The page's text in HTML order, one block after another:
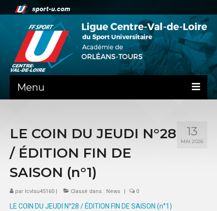
Menu
PRÉSENTATION
ADMINISTRATIF
SPORTS
SPORTS CO
13
MAI 2026
LE COIN DU JEUDI N°28
/ ÉDITION FIN DE
SAISON (n°1)
par lcvlsu45160 | Classé dans : News | 0
LE COIN DU JEUDI N°28 / ÉDITION FIN DE SAISON (n°1)